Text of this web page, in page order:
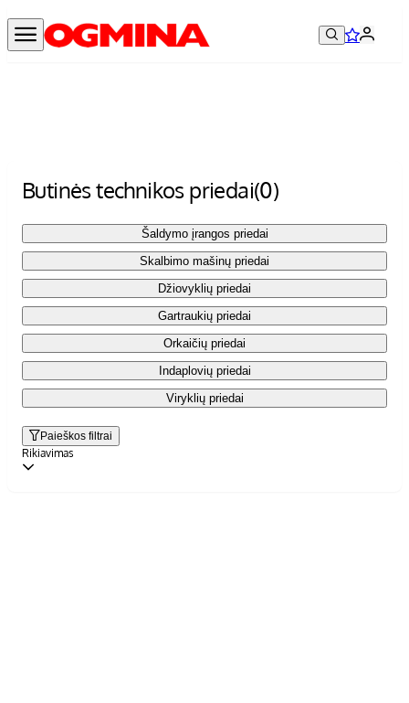
Butinės technikos priedai(0)
Šaldymo įrangos priedai
Skalbimo mašinų priedai
Džiovyklių priedai
Gartraukių priedai
Orkaičių priedai
Indaplovių priedai
Viryklių priedai
Paieškos filtrai
Rikiavimas